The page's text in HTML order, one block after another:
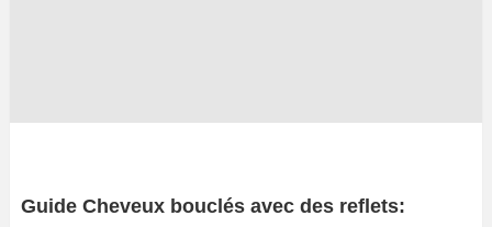
Guide Cheveux bouclés avec des reflets: